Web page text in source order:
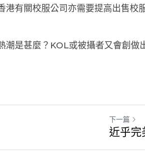
港有關校服公司亦需要提高出售校
潮是甚麼？KOL或被攝者又會創 做
下一篇
近乎完